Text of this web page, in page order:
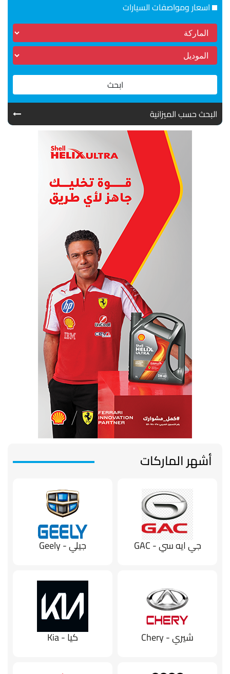
اسعار ومواصفات السيارات
ابحث
البحث حسب الميزانية
أشهر الماركات
جي ايه سي - GAC جيلي - Geely
شيري - Chery كيا - Kia